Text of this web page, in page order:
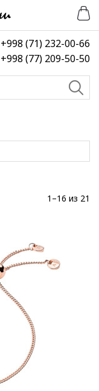
+998 (71) 232-00-66
+998 (77) 209-50-50
1–16 из 21